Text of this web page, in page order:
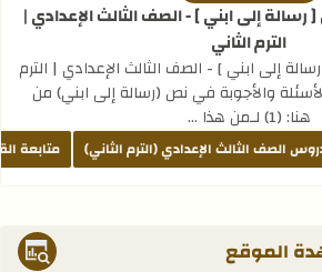
[ رسالة إلى ابني ] - الصف الثالث الإعدادي |
الترم الثاني
رسالة إلى ابني ] - الصف الثالث الإعدادي | الترم
والأجوبة في نص (رسالة إلى ابني) من
هنا: (1) لـمن هذا …
الصف الثالث الإعدادي (الترم الثاني) متابعة
الموقع